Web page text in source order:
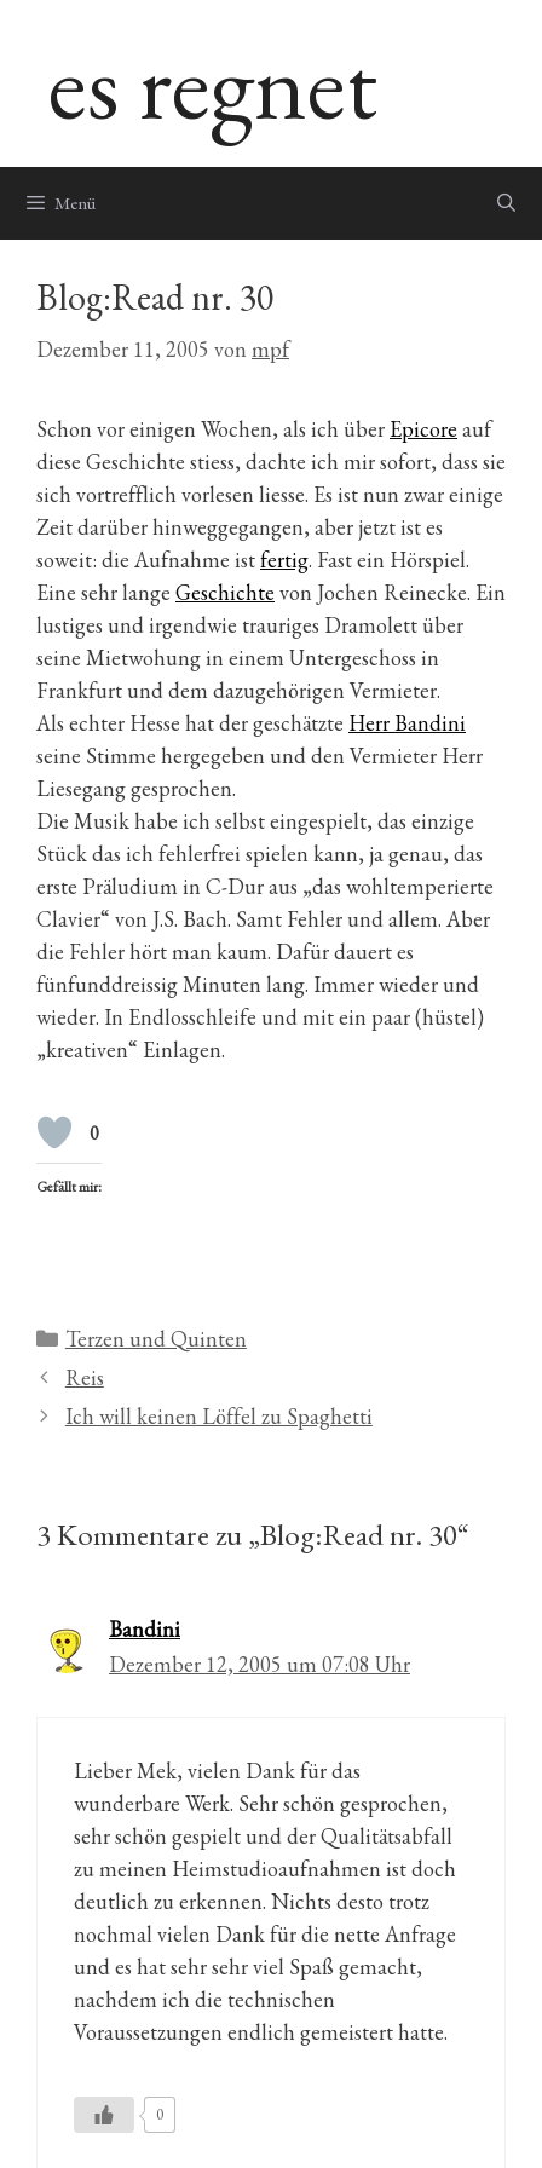
springenes regnet
Menü
Blog:Read nr. 30
Dezember 11, 2005 von mpf
Schon vor einigen Wochen, als ich über Epicore auf
diese Geschichte stiess, dachte ich mir sofort, dass sie
sich vortrefflich vorlesen liesse. Es ist nun zwar einige
Zeit darüber hinweggegangen, aber jetzt ist es
soweit: die Aufnahme istfertig. Fast ein Hörspiel.
Eine sehr lange Geschichte von Jochen Reinecke. Ein
lustiges und irgendwie trauriges Dramolett über
seine Mietwohung in einem Untergeschoss in
Frankfurt und dem dazugehörigen Vermieter.
Als echter Hesse hat der geschätzte Herr Bandini
seine Stimme hergegeben und den Vermieter Herr
Liesegang gesprochen.
Die Musik habe ich selbst eingespielt, das einzige
Stück das ich fehlerfrei spielen kann, ja genau, das
erste Präludium in C-Dur aus „das wohltemperierte
Clavier“ von J.S. Bach. Samt Fehler und allem. Aber
die Fehler hört man kaum. Dafür dauert es
fünfunddreissig Minuten lang. Immer wieder und
wieder. In Endlosschleife und mit ein paar (hüstel)
„kreativen“ Einlagen.
0
Gefällt mir:
Kategorien
Terzen und Quinten
Reis
Ich will keinen Löffel zu Spaghetti
3 Kommentare zu „Blog:Read nr. 30“
Bandini
Dezember 12, 2005 um 07:08 Uhr
Lieber Mek, vielen Dank für das
wunderbare Werk. Sehr schön gesprochen,
sehr schön gespielt und der Qualitätsabfall
zu meinen Heimstudioaufnahmen ist doch
deutlich zu erkennen. Nichts desto trotz
nochmal vielen Dank für die nette Anfrage
und es hat sehr sehr viel Spaß gemacht,
nachdem ich die technischen
Voraussetzungen endlich gemeistert hatte.
0